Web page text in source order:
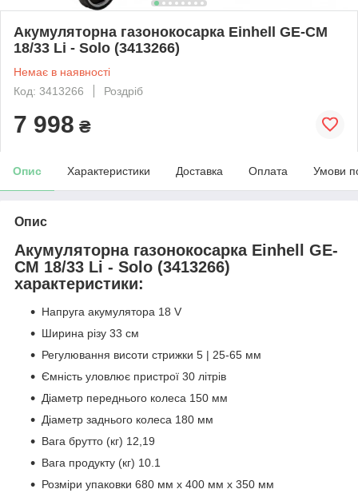
Акумуляторна газонокосарка Einhell GE-CM
18/33 Li - Solo (3413266)
Немає в наявності
Код: 3413266
Роздріб
7 998 ₴
Опис Характеристики Доставка Оплата Умови
Опис
Акумуляторна газонокосарка Einhell GE-
CM 18/33 Li - Solo (3413266)
характеристики:
Напруга акумулятора 18 V
Ширина різу 33 см
Регулювання висоти стрижки 5 | 25-65 мм
Ємність уловлює пристрої 30 літрів
Діаметр переднього колеса 150 мм
Діаметр заднього колеса 180 мм
Вага брутто (кг) 12,19
Вага продукту (кг) 10.1
Розміри упаковки 680 мм x 400 мм x 350 мм